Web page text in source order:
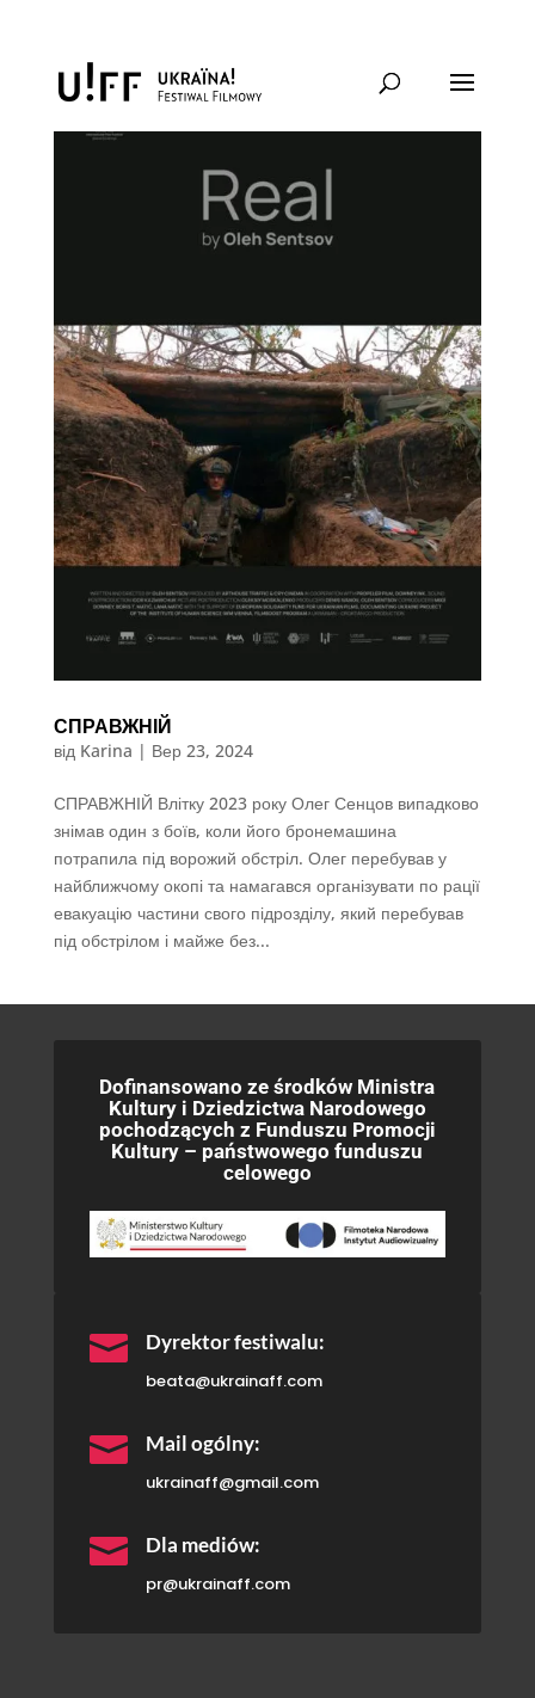
СПРАВЖНІЙ
від Karina | Вер 23, 2024
СПРАВЖНІЙ Влітку 2023 року Олег Сенцов випадково
знімав один з боїв, коли його бронемашина
потрапила під ворожий обстріл. Олег перебував у
найближчому окопі та намагався організувати по рації
евакуацію частини свого підрозділу, який перебував
під обстрілом і майже без...
Dofinansowano ze środków Ministra
Kultury i Dziedzictwa Narodowego
pochodzących z Funduszu Promocji
Kultury – państwowego funduszu
celowego
 Dyrektor festiwalu:
beata@ukrainaff.com
 Mail ogólny:
ukrainaff@gmail.com
 Dla mediów:
pr@ukrainaff.com